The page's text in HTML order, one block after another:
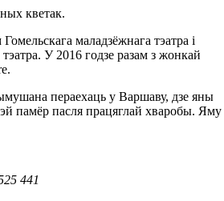
кветак.
маладзёжнага тэатра і
У 2016 годзе разам з жонкай
пераехаць у Варшаву, дзе яны
памёр пасля працяглай хваробы. Яму
441